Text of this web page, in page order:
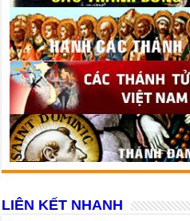
LIÊN KẾT NHANH